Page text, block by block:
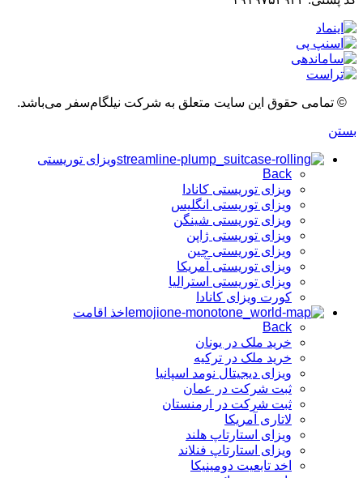
© تمامی حقوق این سایت متعلق به شرکت نیلگام‌سفر می‌باشد.
بستن
ویزای توریستی
Back
ویزای توریستی کانادا
ویزای توریستی انگلیس
ویزای توریستی شینگن
ویزای توریستی ژاپن
ویزای توریستی چین
ویزای توریستی آمریکا
ویزای توریستی استرالیا
کورت ویزای کانادا
اخذ اقامت
Back
خرید ملک در یونان
خرید ملک در ترکیه
ویزای دیجیتال نومد اسپانیا
ثبت شرکت در عمان
ثبت شرکت در ارمنستان
لاتاری آمریکا
ویزای استارتاپ هلند
ویزای استارتاپ فنلاند
اخد تابعیت دومینیکا